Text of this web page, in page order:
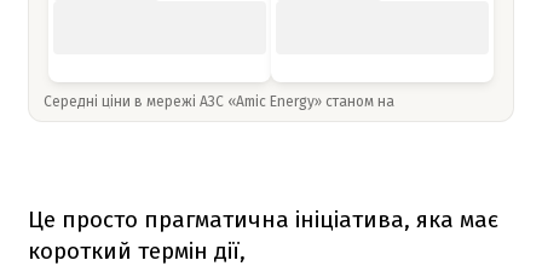
Середні ціни в мережі АЗС «Amic Energy» станом на
Це просто прагматична ініціатива, яка має
короткий термін дії,